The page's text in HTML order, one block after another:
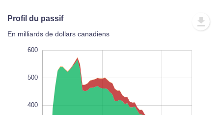
Profil du passif
En milliards de dollars canadiens
600
500
400